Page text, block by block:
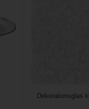
Dekorationsglas